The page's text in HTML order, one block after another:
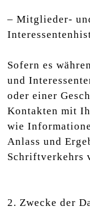
– Mitglieder-
Sofern es
und
oder einer
Kontakten mit
wie
Anlass und
Schriftverkehrs
2. Zwecke der